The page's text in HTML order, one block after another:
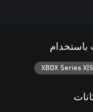
باستخدام
XBOX Series X|S